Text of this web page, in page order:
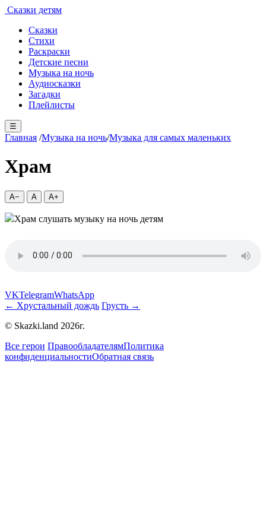
Сказки детям
Сказки
Стихи
Раскраски
Детские песни
Музыка на ночь
Аудиосказки
Загадки
Плейлисты
☰
Главная /Музыка на ночь/Музыка для самых маленьких
Храм
A− A A+
VKTelegramWhatsApp
← Хрустальный дождь Грусть →
© Skazki.land 2026г.
Все герои ПравообладателямПолитика
конфиденциальностиОбратная связь